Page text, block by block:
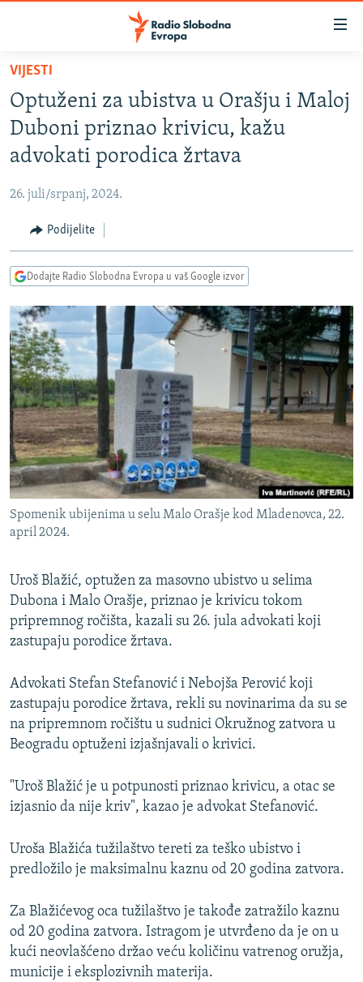
Pređite
glavni
sadržaj
Pređite
na
glavnu
navigaciju
Pređite
na
pretragu
BOSNA I HERCEGOVINA
SRBIJA
CRNA GORA
VIZUELNO
INFOGRAFIKE
RAT U UKRAJINI
KINA NA BALKANU
RSE PRIČE IZ SVIJETA
ISPRIČAJ MI
DNEVNO@RSE
SPECIJALI RSE
VIŠE OD NASLOVA
GENOCID U SREBRENICI
POPLAVE I KLIZIŠTA U BIH 2024.
POST SCRIPTUM
TRI DECENIJE OD RATA U BIH
NASTANAK I RASPAD JUGOSLAVIJE
PRATITE NAS
VIJESTI
Optuženi za ubistva u Orašju i Maloj
Duboni priznao krivicu, kažu
advokati porodica žrtava
26. juli/srpanj, 2024.
Podijelite
Dodajte Radio Slobodna Evropa u vaš Google izvor
Spomenik ubijenima u selu Malo Orašje kod Mladenovca, 22.
april 2024.
Uroš Blažić, optužen za masovno ubistvo u selima
Dubona i Malo Orašje, priznao je krivicu tokom
pripremnog ročišta, kazali su 26. jula advokati koji
zastupaju porodice žrtava.
Advokati Stefan Stefanović i Nebojša Perović koji
zastupaju porodice žrtava, rekli su novinarima da su se
na pripremnom ročištu u sudnici Okružnog zatvora u
Beogradu optuženi izjašnjavali o krivici.
"Uroš Blažić je u potpunosti priznao krivicu, a otac se
izjasnio da nije kriv", kazao je advokat Stefanović.
Uroša Blažića tužilaštvo tereti za teško ubistvo i
predložilo je maksimalnu kaznu od 20 godina zatvora.
Za Blažićevog oca tužilaštvo je takođe zatražilo kaznu
od 20 godina zatvora. Istragom je utvrđeno da je on u
kući neovlašćeno držao veću količinu vatrenog oružja,
municije i eksplozivnih materija.